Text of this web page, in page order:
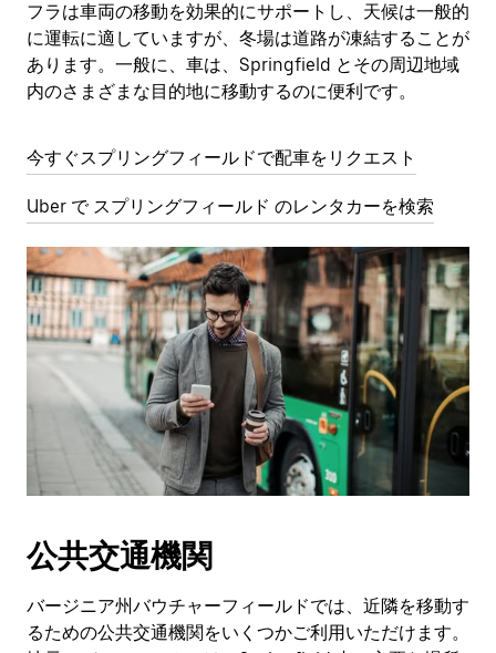
フラは車両の移動を効果的にサポートし、天候は一般的
に運転に適していますが、冬場は道路が凍結することが
あります。一般に、車は、Springfield とその周辺地域
内のさまざまな目的地に移動するのに便利です。
今すぐスプリングフィールドで配車をリクエスト
Uber で スプリングフィールド のレンタカーを検索
公共交通機関
バージニア州バウチャーフィールドでは、近隣を移動す
るための公共交通機関をいくつかご利用いただけます。